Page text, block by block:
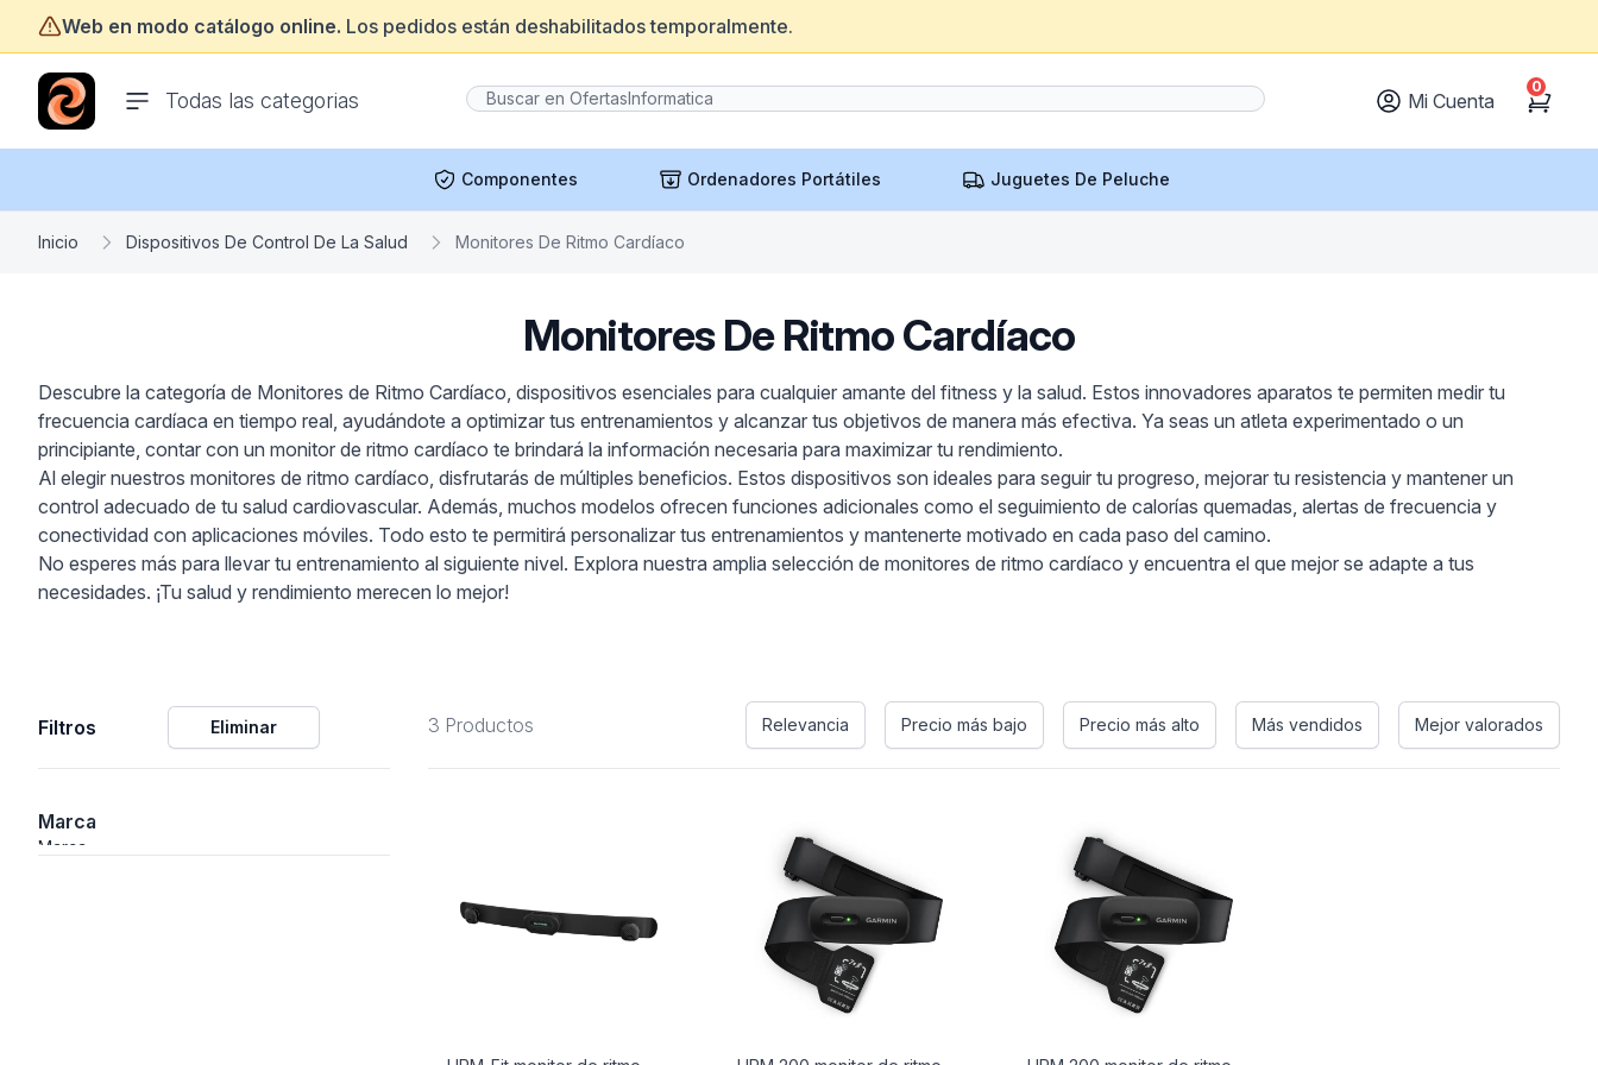
Web en modo catálogo online. Los pedidos están deshabilitados temporalmente.
Todas las categorias
ofertasinformatica.com
Mi Cuenta Cart
0
Componentes Ordenadores Portátiles Juguetes De Peluche
Inicio Dispositivos De Control De La Salud Monitores De Ritmo Cardíaco
Monitores De Ritmo Cardíaco
Descubre la categoría de Monitores de Ritmo Cardíaco, dispositivos esenciales para cualquier amante del fitness y la salud. Estos innovadores aparatos te permiten medir tu
frecuencia cardíaca en tiempo real, ayudándote a optimizar tus entrenamientos y alcanzar tus objetivos de manera más efectiva. Ya seas un atleta experimentado o un
principiante, contar con un monitor de ritmo cardíaco te brindará la información necesaria para maximizar tu rendimiento.
Al elegir nuestros monitores de ritmo cardíaco, disfrutarás de múltiples beneficios. Estos dispositivos son ideales para seguir tu progreso, mejorar tu resistencia y mantener un
control adecuado de tu salud cardiovascular. Además, muchos modelos ofrecen funciones adicionales como el seguimiento de calorías quemadas, alertas de frecuencia y
conectividad con aplicaciones móviles. Todo esto te permitirá personalizar tus entrenamientos y mantenerte motivado en cada paso del camino.
No esperes más para llevar tu entrenamiento al siguiente nivel. Explora nuestra amplia selección de monitores de ritmo cardíaco y encuentra el que mejor se adapte a tus
necesidades. ¡Tu salud y rendimiento merecen lo mejor!
Filtros Eliminar
Marca
Marca
3 Productos Relevancia Precio más bajo Precio más alto Más vendidos Mejor valorados